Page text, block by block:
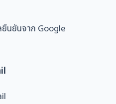
ยืนยันจาก Google